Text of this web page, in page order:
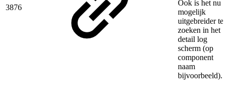
3876
Ook is het nu
mogelijk
uitgebreider te
zoeken in het
detail log
scherm (op
component
naam
bijvoorbeeld).